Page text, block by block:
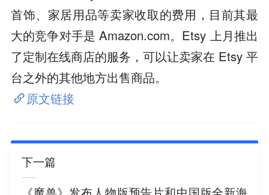
首饰、家居用品等卖家收取的费用，目前其最
大的竞争对手是 Amazon.com。Etsy 上月推出
了定制在线商店的服务，可以让卖家在 Etsy 平
台之外的其他地方出售商品。
原文链接
下一篇